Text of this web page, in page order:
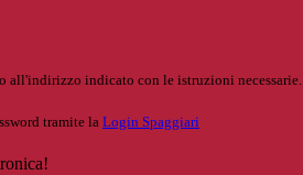
all'indirizzo indicato con le istruzioni necessarie.
tramite la Login Spaggiari